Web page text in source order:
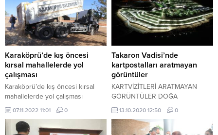
bitmesi için dua etti.
Karaköprü’de kış öncesi
kırsal mahallelerde yol
çalışması
Karaköprü’de kış öncesi kırsal
mahallelerde yol çalışması
07.11.2022 11:01 0
Takaron Vadisi’nde
kartpostalları aratmayan
görüntüler
KARTVİZİTLERİ ARATMAYAN
GÖRÜNTÜLER DOĞA
TUTKUNLARINI İLGİSİNİ ÇEKİYOR
13.10.2020 12:50 0